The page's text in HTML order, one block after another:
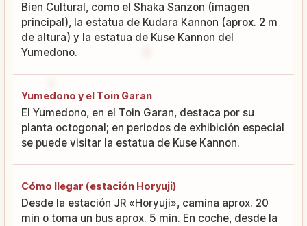
Bien Cultural, como el Shaka Sanzon (imagen
principal), la estatua de Kudara Kannon (aprox. 2 m
de altura) y la estatua de Kuse Kannon del
Yumedono.
Yumedono y el Toin Garan
El Yumedono, en el Toin Garan, destaca por su
planta octogonal; en periodos de exhibición especial
se puede visitar la estatua de Kuse Kannon.
Cómo llegar (estación Horyuji)
Desde la estación JR «Horyuji», camina aprox. 20
min o toma un bus aprox. 5 min. En coche, desde la